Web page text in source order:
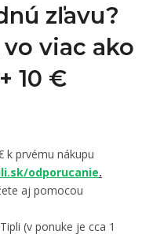
zľavu?
viac ako
10 €
k prvému nákupu
odporucanie.
aj pomocou
(v ponuke je cca 1